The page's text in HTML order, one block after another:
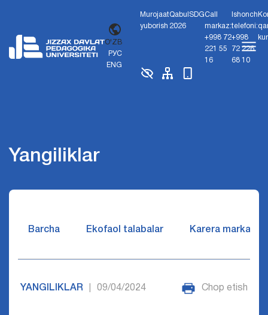
O'ZB
РУС
ENG
Murojaat
yuborish
Qabul
2026
SDGCall
markaz:
+998 72
221 55
16
Ishonch
telefoni:
+998
72 226
68 10
Yangiliklar
Barcha Ekofaol talabalar Karera markazi
YANGILIKLAR 09/04/2024 Chop etish